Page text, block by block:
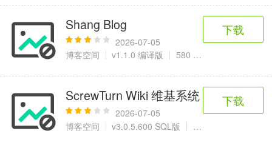
Shang Blog
2026-07-05
博客空间
v1.1.0 编译版 580 KB
下载
ScrewTurn Wiki 维基系统
2026-07-05
博客空间
v3.0.5.600 SQL版 3.81 MB
下载